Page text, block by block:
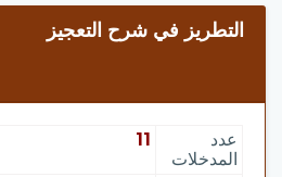
التطريز في شرح التعجيز
عدد
المدخلات
11